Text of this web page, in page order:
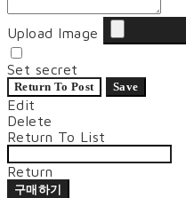
Upload Image
Set secret
Return To Post Save
Edit
Delete
Return To List
Return
구매하기